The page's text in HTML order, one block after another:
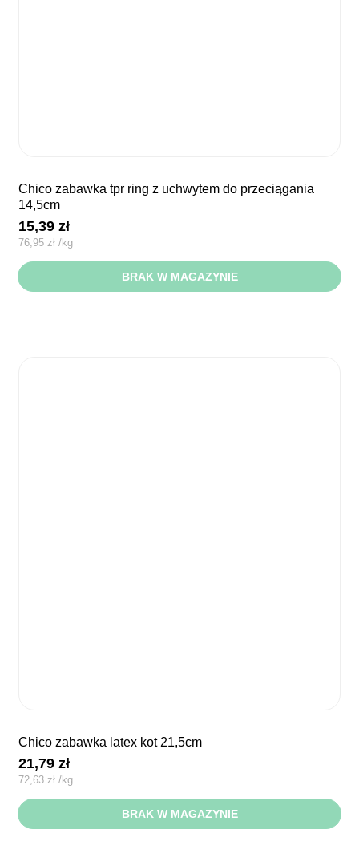
chico zabawka tpr ring z uchwytem do przeciągania
14,5cm
15,39zł
76,95zł /kg
BRAK W MAGAZYNIE
chico zabawka latex kot 21,5cm
21,79zł
72,63zł /kg
BRAK W MAGAZYNIE